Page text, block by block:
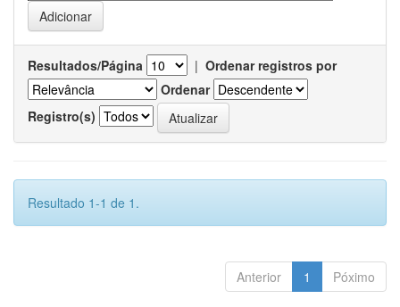
Resultados/Página | Ordenar registros por
Ordenar
Registro(s)
Resultado 1-1 de 1.
Anterior 1 Póximo